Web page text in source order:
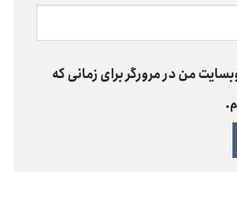
من در مرورگر برای زمانی که